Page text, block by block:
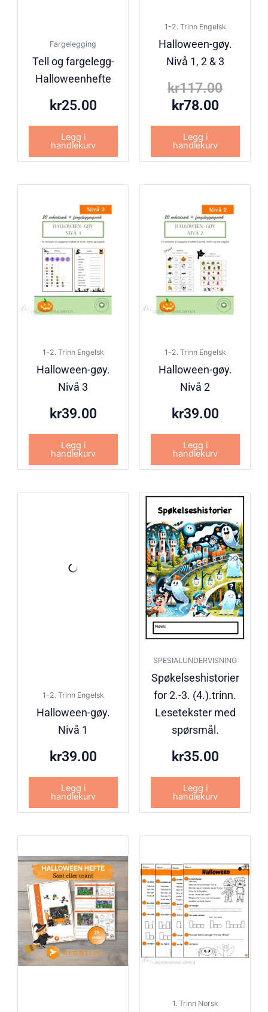
Fargelegging
Tell og fargelegg-
Halloweenhefte
kr25.00
Legg i
handlekurv
1-2. Trinn Engelsk
Halloween-gøy.
Nivå 1, 2 & 3
kr117.00
kr78.00
Legg i
handlekurv
1-2. Trinn Engelsk
Halloween-gøy.
Nivå 3
kr39.00
Legg i
handlekurv
1-2. Trinn Engelsk
Halloween-gøy.
Nivå 2
kr39.00
Legg i
handlekurv
1-2. Trinn Engelsk
Halloween-gøy.
Nivå 1
kr39.00
Legg i
handlekurv
SPESIALUNDERVISNING
Spøkelseshistorier
for 2.-3. (4.).trinn.
Lesetekster med
spørsmål.
kr35.00
Legg i
handlekurv
1. Trinn Norsk